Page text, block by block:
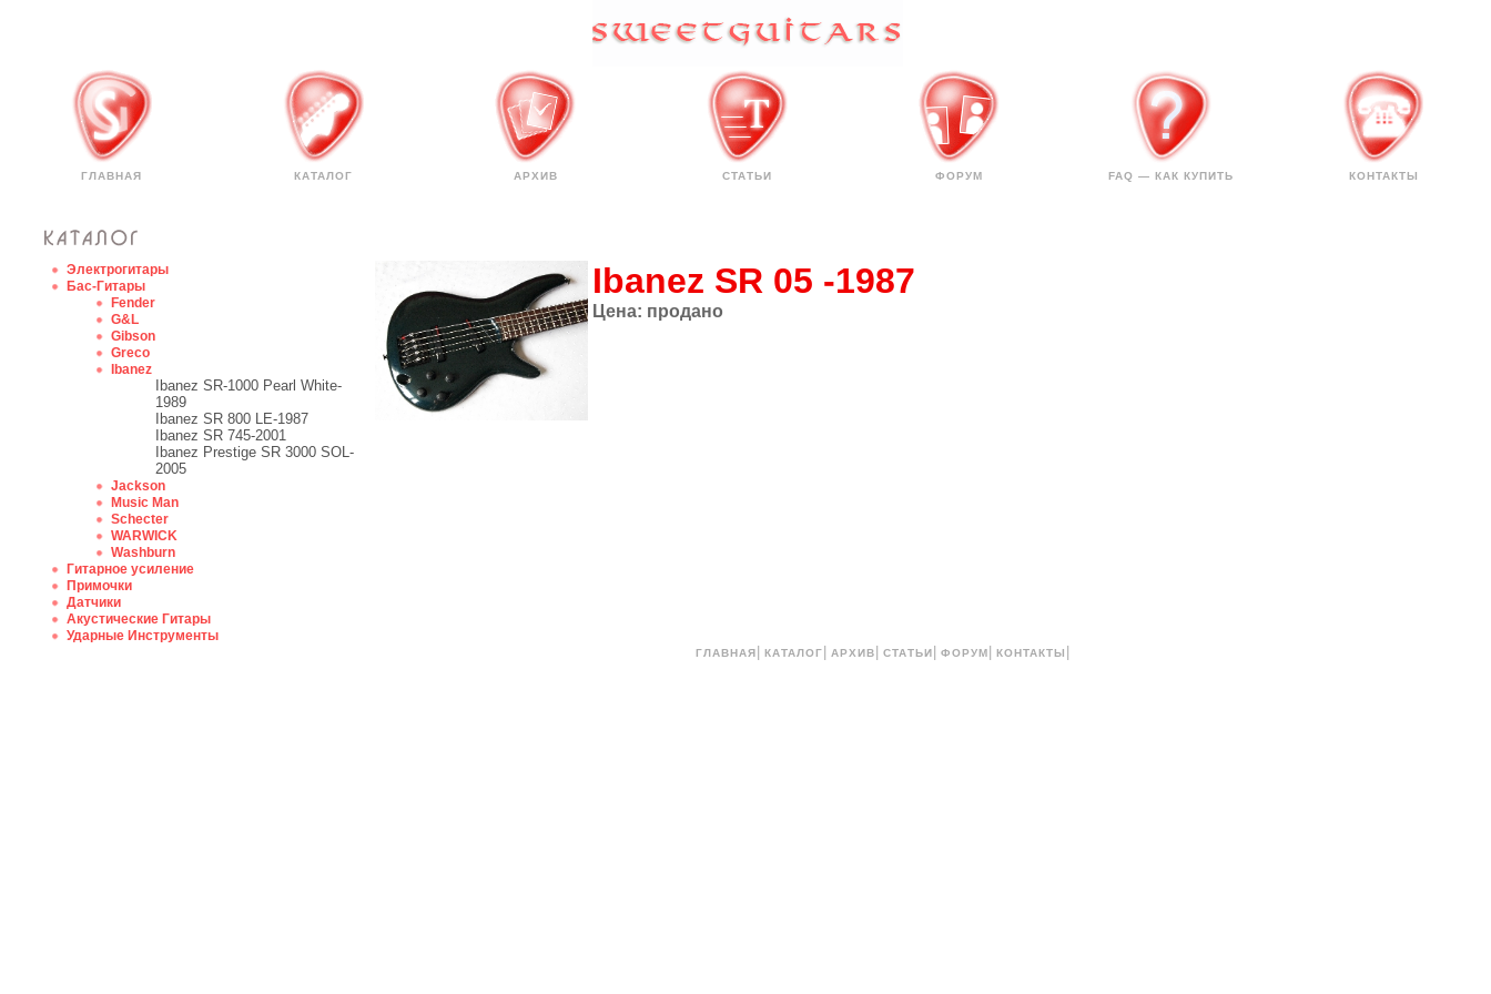
ГЛАВНАЯ КАТАЛОГ АРХИВ СТАТЬИ ФОРУМ FAQ — КАК КУПИТЬ КОНТАКТЫ
Электрогитары
Бас-Гитары
Fender
G&L
Gibson
Greco
Ibanez
Ibanez SR-1000 Pearl White-
1989
Ibanez SR 800 LE-1987
Ibanez SR 745-2001
Ibanez Prestige SR 3000 SOL-
2005
Jackson
Music Man
Schecter
WARWICK
Washburn
Гитарное усиление
Примочки
Датчики
Акустические Гитары
Ударные Инструменты
Ibanez SR 05 -1987
Цена: продано
ГЛАВНАЯ КАТАЛОГ АРХИВ СТАТЬИ ФОРУМ КОНТАКТЫ